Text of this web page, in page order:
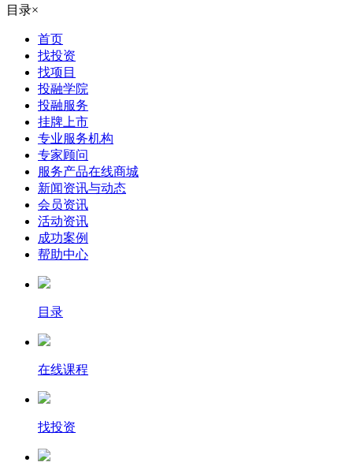
目录×
首页
找投资
找项目
投融学院
投融服务
挂牌上市
专业服务机构
专家顾问
服务产品在线商城
新闻资讯与动态
会员资讯
活动资讯
成功案例
帮助中心
目录
在线课程
找投资